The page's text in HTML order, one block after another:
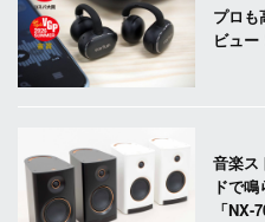
プロ
ビュー
音楽ス
ドで
「NX-